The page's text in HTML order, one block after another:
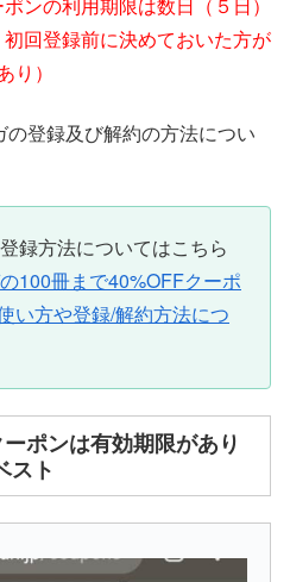
ンの利用期限は数日（５日）
回登録前に決めておいた方が
）
登録及び解約の方法につい
録方法についてはこちら
100冊まで40%OFFクーポ
い方や登録/解約方法につ
ポンは有効期限があり
スト